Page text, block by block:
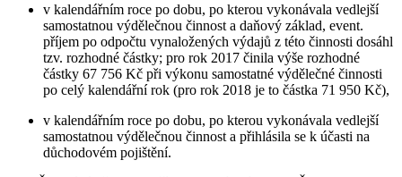
v kalendářním roce po dobu, po kterou vykonávala vedlejší
samostatnou výdělečnou činnost a daňový základ, event.
příjem po odpočtu vynaložených výdajů z této činnosti dosáhl
tzv. rozhodné částky; pro rok 2017 činila výše rozhodné
částky 67 756 Kč při výkonu samostatné výdělečné činnosti
po celý kalendářní rok (pro rok 2018 je to částka 71 950 Kč),
v kalendářním roce po dobu, po kterou vykonávala vedlejší
samostatnou výdělečnou činnost a přihlásila se k účasti na
důchodovém pojištění.